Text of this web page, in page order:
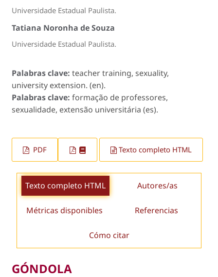
Universidade Estadual Paulista.
Tatiana Noronha de Souza
Universidade Estadual Paulista.
Palabras clave: teacher training, sexuality,
university extension. (en).
Palabras clave: formação de professores,
sexualidade, extensão universitária (es).
PDF Texto completo HTML
Texto completo HTML Autores/as
Métricas disponibles Referencias
Cómo citar
GÓNDOLA